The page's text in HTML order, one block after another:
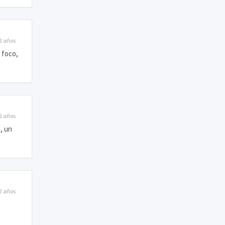
años
foco,
años
un
años